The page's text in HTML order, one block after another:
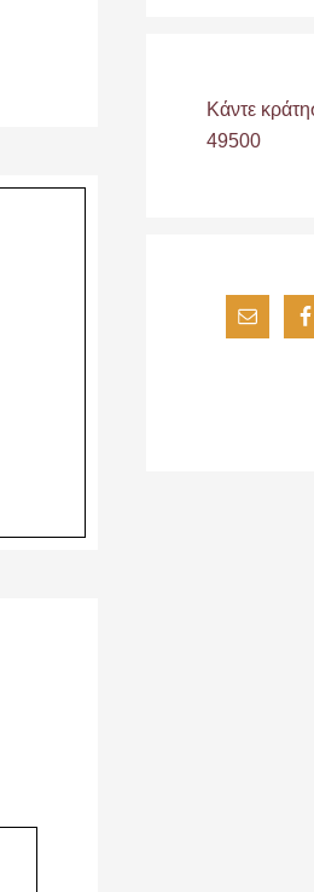
Κάντε
49500